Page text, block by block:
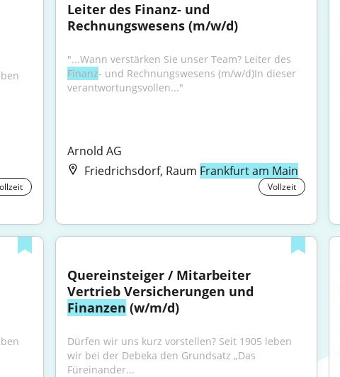
Leiter des Finanz- und
Rechnungswesens (m/w/d)
Finanz- und Rechnungswesens (m/w/d)In dieser
verantwortungsvollen..."
Arnold AG
Friedrichsdorf, Raum Frankfurt am Main
Vollzeit
Quereinsteiger / Mitarbeiter
Finanzen (w/m/d)
Dürfen wir uns kurz vorstellen? Seit 1905 leben
wir bei der Debeka den Grundsatz „Das
Füreinander...